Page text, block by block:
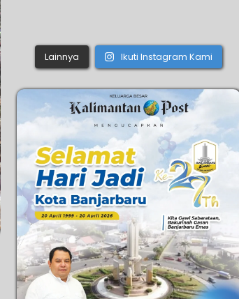
Lainnya Ikuti Instagram Kami